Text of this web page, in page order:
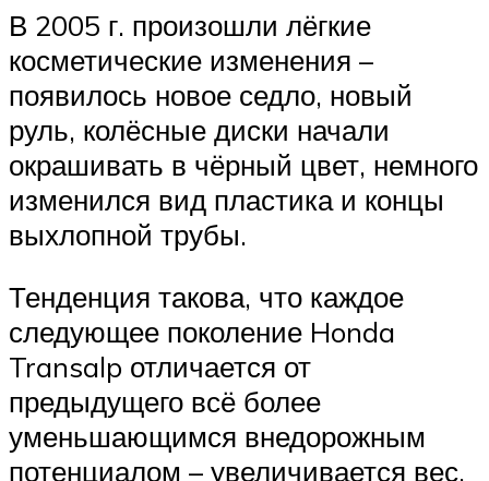
В 2005 г. произошли лёгкие
косметические изменения –
появилось новое седло, новый
руль, колёсные диски начали
окрашивать в чёрный цвет, немного
изменился вид пластика и концы
выхлопной трубы.
Тенденция такова, что каждое
следующее поколение Honda
Transalp отличается от
предыдущего всё более
уменьшающимся внедорожным
потенциалом – увеличивается вес,